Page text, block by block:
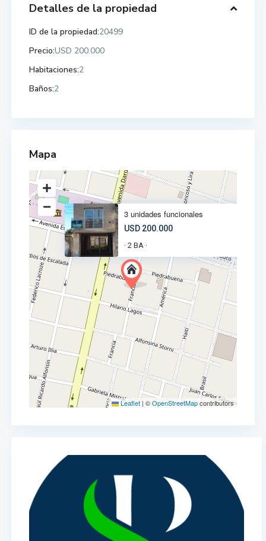
Detalles de la propiedad
ID de la propiedad:20499
Precio:USD 200.000
Habitaciones:2
Baños:2
Mapa
3 unidades funcionales
USD 200.000
· 2 BA ·
Leaflet | ©OpenStreetMapcontributors